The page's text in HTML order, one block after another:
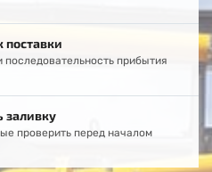
поставки
прибытия
заливку
проверить перед началом